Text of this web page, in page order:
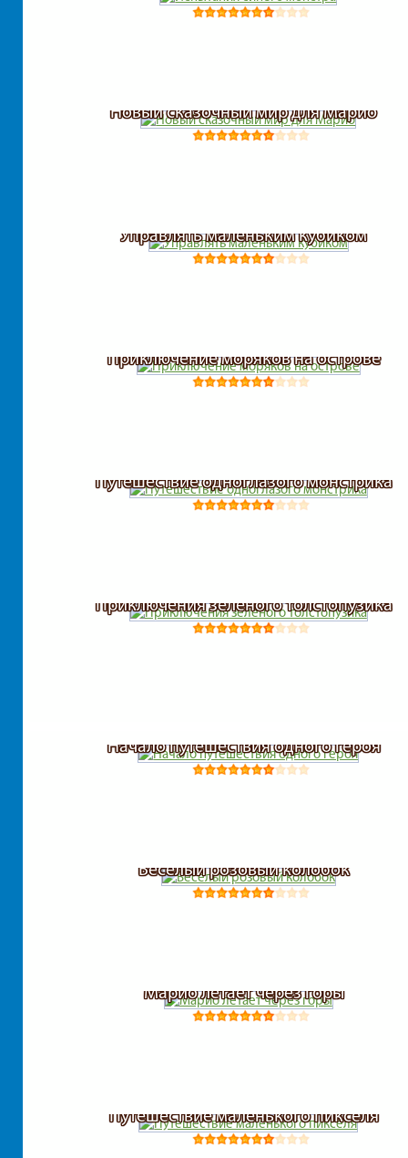
Новый сказочный мир для Марио
Управлять маленьким кубиком
Приключение моряков на острове
Путешествие одноглазого монстрика
Приключения зеленого толстопузика
Начало путешествия одного героя
Веселый розовый колобок
Марио летает через горы
Путешествие маленького пикселя